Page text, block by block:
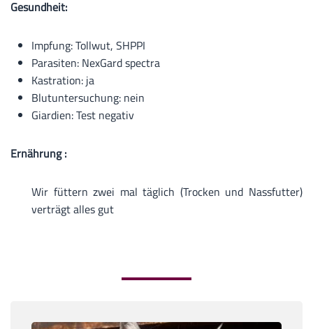
Gesundheit:
Impfung: Tollwut, SHPPI
Parasiten: NexGard spectra
Kastration: ja
Blutuntersuchung: nein
Giardien: Test negativ
Ernährung :
Wir füttern zwei mal täglich (Trocken und Nassfutter)
verträgt alles gut